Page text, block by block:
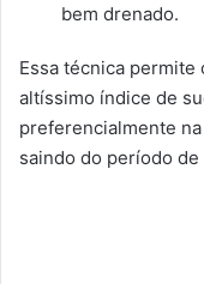
bem drenado.
Essa técnica permite
altíssimo índice de
preferencialmente
saindo do período